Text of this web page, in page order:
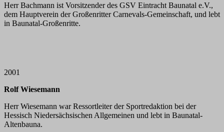
Herr Bachmann ist Vorsitzender des GSV Eintracht Baunatal e.V.,
dem Hauptverein der Großenritter Carnevals-Gemeinschaft, und lebt
in Baunatal-Großenritte.
2001
Rolf Wiesemann
Herr Wiesemann war Ressortleiter der Sportredaktion bei der
Hessisch Niedersächsischen Allgemeinen und lebt in Baunatal-
Altenbauna.